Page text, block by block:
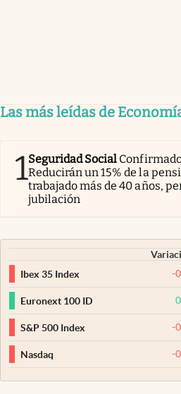
Las más leídas de
1Seguridad Social
Reducirán un 15% de la
trabajado más de 40 años,
jubilación
Ibex 35 Index
-
Euronext 100 ID
S&P 500 Index -
Nasdaq -